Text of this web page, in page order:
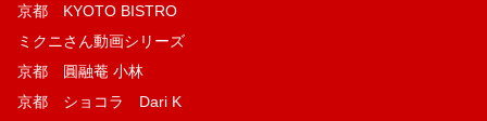
京都 KYOTO BISTRO
ミクニさん動画シリーズ
京都 圓融菴 小林
京都 ショコラ Dari K